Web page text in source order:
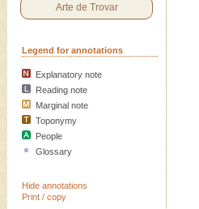
Arte de Trovar
Legend for annotations
Explanatory note
Reading note
Marginal note
Toponymy
People
Glossary
Hide annotations
Print / copy